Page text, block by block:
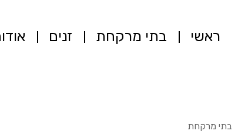
ראשי בתי מרקחת זנים
בתי מרקחת